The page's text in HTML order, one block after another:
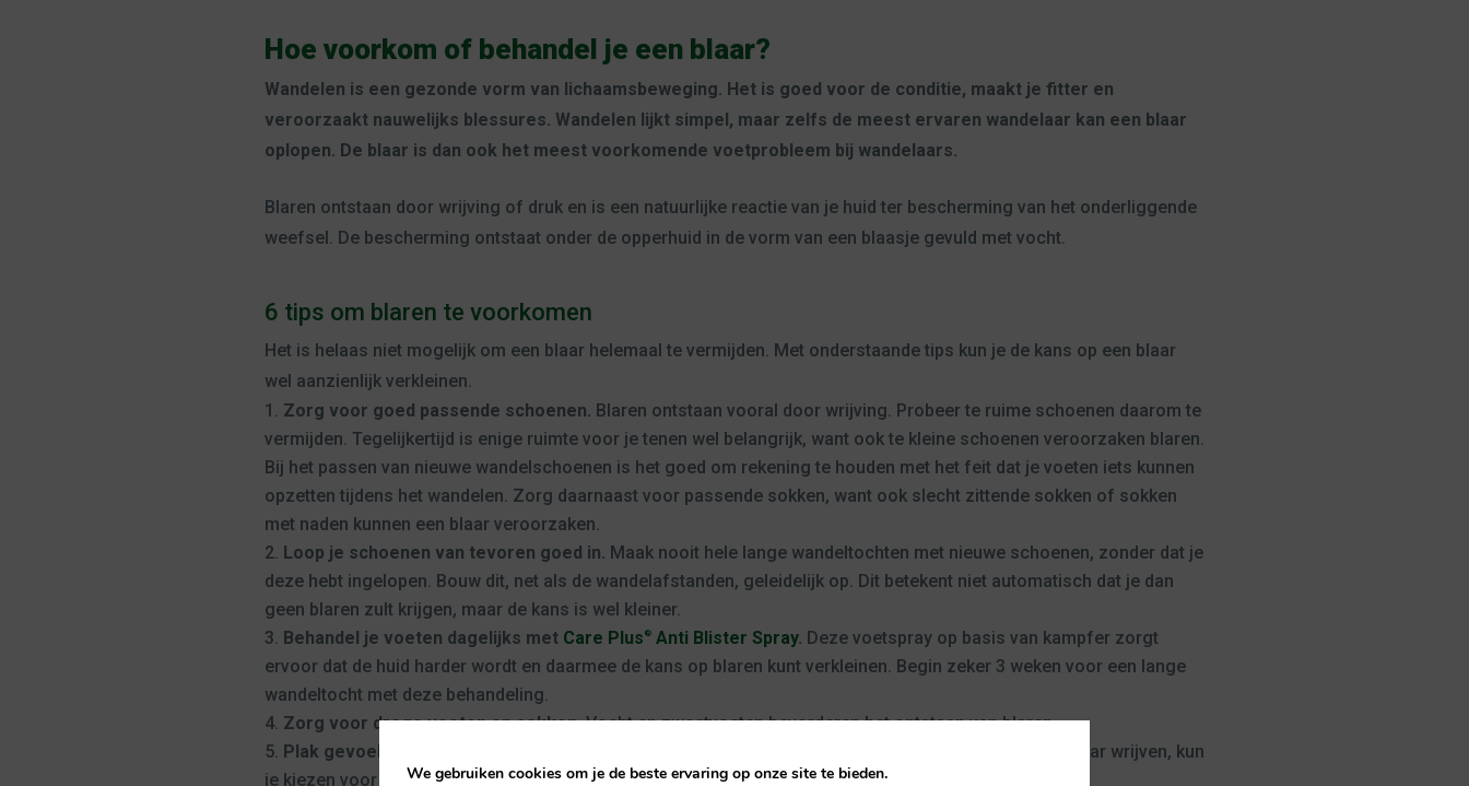
Hoe voorkom of behandel je een blaar?
Wandelen is een gezonde vorm van lichaamsbeweging. Het is goed voor de conditie, maakt je fitter en
veroorzaakt nauwelijks blessures. Wandelen lijkt simpel, maar zelfs de meest ervaren wandelaar kan een blaar
oplopen. De blaar is dan ook het meest voorkomende voetprobleem bij wandelaars.
Blaren ontstaan door wrijving of druk en is een natuurlijke reactie van je huid ter bescherming van het onderliggende
weefsel. De bescherming ontstaat onder de opperhuid in de vorm van een blaasje gevuld met vocht.
6 tips om blaren te voorkomen
Het is helaas niet mogelijk om een blaar helemaal te vermijden. Met onderstaande tips kun je de kans op een blaar
wel aanzienlijk verkleinen.
Zorg voor goed passende schoenen. Blaren ontstaan vooral door wrijving. Probeer te ruime schoenen daarom te
vermijden. Tegelijkertijd is enige ruimte voor je tenen wel belangrijk, want ook te kleine schoenen veroorzaken blaren.
Bij het passen van nieuwe wandelschoenen is het goed om rekening te houden met het feit dat je voeten iets kunnen
opzetten tijdens het wandelen. Zorg daarnaast voor passende sokken, want ook slecht zittende sokken of sokken
met naden kunnen een blaar veroorzaken.
Loop je schoenen van tevoren goed in. Maak nooit hele lange wandeltochten met nieuwe schoenen, zonder dat je
deze hebt ingelopen. Bouw dit, net als de wandelafstanden, geleidelijk op. Dit betekent niet automatisch dat je dan
geen blaren zult krijgen, maar de kans is wel kleiner.
Behandel je voeten dagelijks met Care Plus ®Anti Blister Spray. Deze voetspray op basis van kampfer zorgt
ervoor dat de huid harder wordt en daarmee de kans op blaren kunt verkleinen. Begin zeker 3 weken voor een lange
wandeltocht met deze behandeling.
Zorg voor droge voeten en sokken.Vocht en zweetvoeten bevorderen het ontstaan van blaren.
Plak gevoelige plekken preventief af met blarenpleisters of tape.
Als je tenen constant tegen elkaar wrijven, kun
je kiezen voor zogenaamde teenspreiders.
We gebruiken cookies om je de beste ervaring op onze site te bieden.